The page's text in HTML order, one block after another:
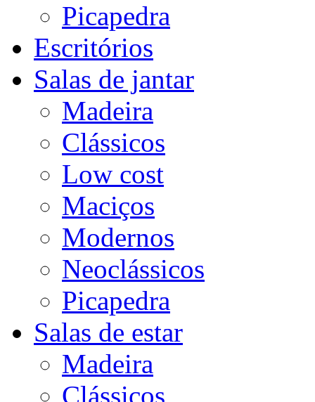
Picapedra
Escritórios
Salas de jantar
Madeira
Clássicos
Low cost
Maciços
Modernos
Neoclássicos
Picapedra
Salas de estar
Madeira
Clássicos